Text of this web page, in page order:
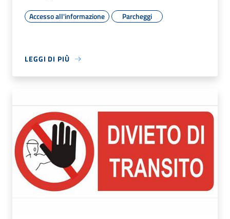
Accesso all'informazione Parcheggi
LEGGI DI PIÙ